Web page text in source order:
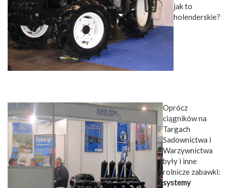
jak to
holenderskie?
Oprócz
ciągników na
Targach
Sadownictwa i
Warzywnictwa
były i inne
rolnicze zabawki:
systemy